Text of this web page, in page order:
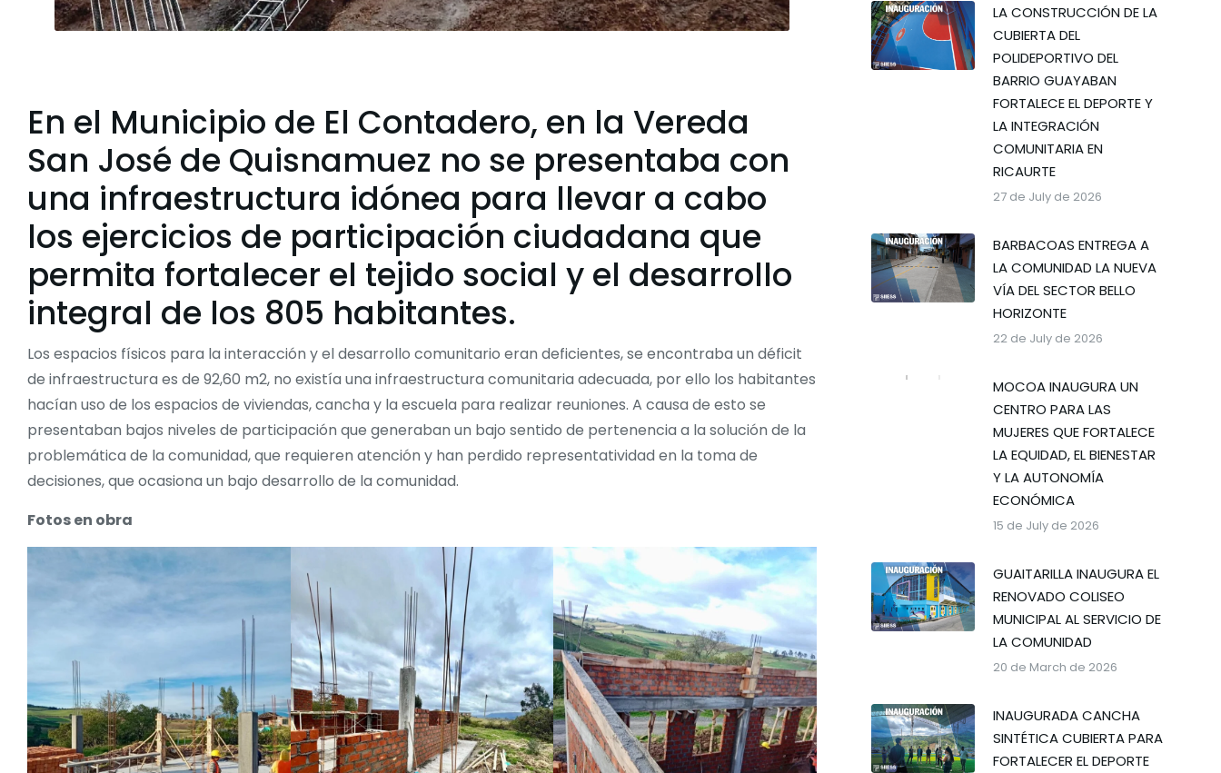
En el Municipio de El Contadero, en la Vereda
San José de Quisnamuez no se presentaba con
una infraestructura idónea para llevar a cabo
los ejercicios de participación ciudadana que
permita fortalecer el tejido social y el desarrollo
integral de los 805 habitantes.
Los espacios físicos para la interacción y el desarrollo comunitario eran deficientes, se encontraba un déficit
de infraestructura es de 92,60 m2, no existía una infraestructura comunitaria adecuada, por ello los habitantes
hacían uso de los espacios de viviendas, cancha y la escuela para realizar reuniones. A causa de esto se
presentaban bajos niveles de participación que generaban un bajo sentido de pertenencia a la solución de la
problemática de la comunidad, que requieren atención y han perdido representatividad en la toma de
decisiones, que ocasiona un bajo desarrollo de la comunidad.
Fotos en obra
LA CONSTRUCCIÓN DE LA
CUBIERTA DEL
POLIDEPORTIVO DEL
BARRIO GUAYABAN
FORTALECE EL DEPORTE Y
LA INTEGRACIÓN
COMUNITARIA EN
RICAURTE
27 de July de 2026
BARBACOAS ENTREGA A
LA COMUNIDAD LA NUEVA
VÍA DEL SECTOR BELLO
HORIZONTE
22 de July de 2026
MOCOA INAUGURA UN
CENTRO PARA LAS
MUJERES QUE FORTALECE
LA EQUIDAD, EL BIENESTAR
Y LA AUTONOMÍA
ECONÓMICA
15 de July de 2026
GUAITARILLA INAUGURA EL
RENOVADO COLISEO
MUNICIPAL AL SERVICIO DE
LA COMUNIDAD
20 de March de 2026
INAUGURADA CANCHA
SINTÉTICA CUBIERTA PARA
FORTALECER EL DEPORTE